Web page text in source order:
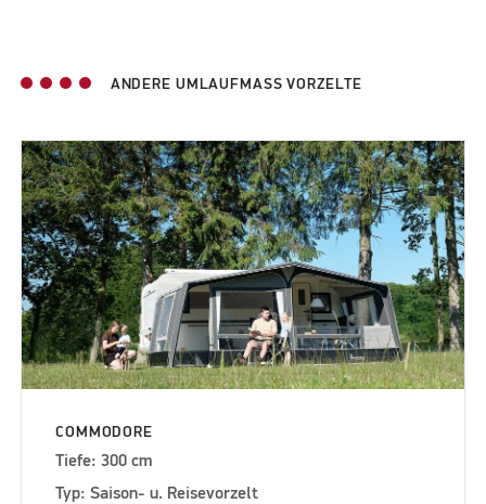
ANDERE UMLAUFMASS VORZELTE
COMMODORE
Tiefe: 300 cm
Typ: Saison- u. Reisevorzelt